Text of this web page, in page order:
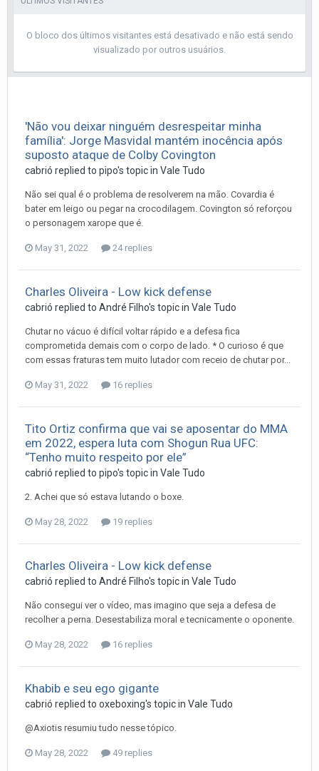
O bloco dos últimos visitantes está desativado e não está sendo
visualizado por outros usuários.
'Não vou deixar ninguém desrespeitar minha
família': Jorge Masvidal mantém inocência após
suposto ataque de Colby Covington
cabrió replied to pipo's topic in Vale Tudo
Não sei qual é o problema de resolverem na mão. Covardia é
bater em leigo ou pegar na crocodilagem. Covington só reforçou
o personagem xarope que é.
May 31, 2022 24 replies
Charles Oliveira - Low kick defense
cabrió replied to André Filho's topic in Vale Tudo
Chutar no vácuo é difícil voltar rápido e a defesa fica
comprometida demais com o corpo de lado. * O curioso é que
com essas fraturas tem muito lutador com receio de chutar por...
May 31, 2022 16 replies
Tito Ortiz confirma que vai se aposentar do MMA
em 2022, espera luta com Shogun Rua UFC:
“Tenho muito respeito por ele”
cabrió replied to pipo's topic in Vale Tudo
2. Achei que só estava lutando o boxe.
May 28, 2022 19 replies
Charles Oliveira - Low kick defense
cabrió replied to André Filho's topic in Vale Tudo
Não consegui ver o vídeo, mas imagino que seja a defesa de
recolher a perna. Desestabiliza moral e tecnicamente o oponente.
May 28, 2022 16 replies
Khabib e seu ego gigante
cabrió replied to oxeboxing's topic in Vale Tudo
@Axiotis resumiu tudo nesse tópico.
May 28, 2022 49 replies